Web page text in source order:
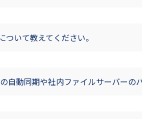
ついて教えてください。
自動同期や社内ファイルサーバーの